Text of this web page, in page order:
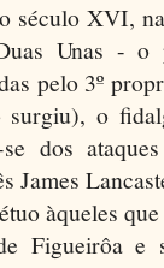
século XVI,
Unas - o
pelo 3º
surgiu), o
dos
James
àqueles
Figueirôa e